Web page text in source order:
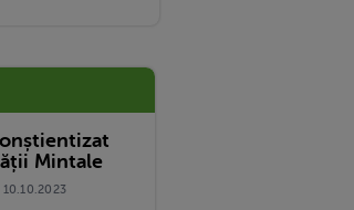
Mintale
10.10.2023